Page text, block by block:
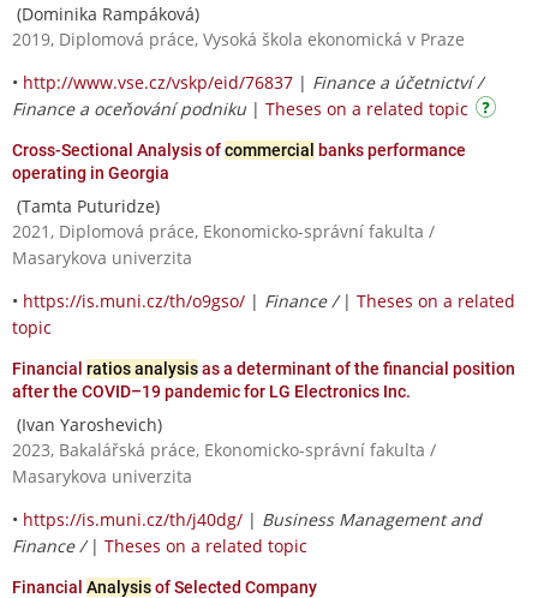
(Dominika Rampáková)
2019, Diplomová práce, Vysoká škola ekonomická v Praze
• http://www.vse.cz/vskp/eid/76837 | Finance a účetnictví /
Finance a oceňování podniku | Theses on a related topic
Cross-Sectional Analysis ofcommercial banks performance
operating in Georgia
(Tamta Puturidze)
2021, Diplomová práce, Ekonomicko-správní fakulta /
Masarykova univerzita
• https://is.muni.cz/th/o9gso/ | Finance / | Theses on a related
topic
Financial ratios analysisas a determinant of the financial position
after the COVID–19 pandemic for LG Electronics Inc.
(Ivan Yaroshevich)
2023, Bakalářská práce, Ekonomicko-správní fakulta /
Masarykova univerzita
• https://is.muni.cz/th/j40dg/ | Business Management and
Finance / | Theses on a related topic
Financial Analysisof Selected Company